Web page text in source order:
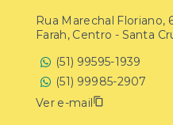
Rua Marechal Floriano,
Farah, Centro - Santa
(51) 99595-1939
(51) 99985-2907
Ver e-mail